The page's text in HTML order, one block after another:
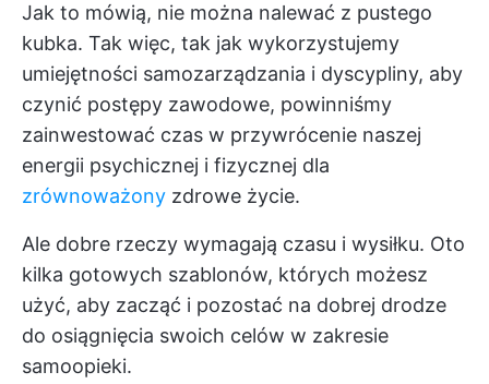
Jak to mówią, nie można nalewać z pustego
kubka. Tak więc, tak jak wykorzystujemy
umiejętności samozarządzania i dyscypliny, aby
czynić postępy zawodowe, powinniśmy
zainwestować czas w przywrócenie naszej
energii psychicznej i fizycznej dla
zrównoważony zdrowe życie.
Ale dobre rzeczy wymagają czasu i wysiłku. Oto
kilka gotowych szablonów, których możesz
użyć, aby zacząć i pozostać na dobrej drodze
do osiągnięcia swoich celów w zakresie
samoopieki.